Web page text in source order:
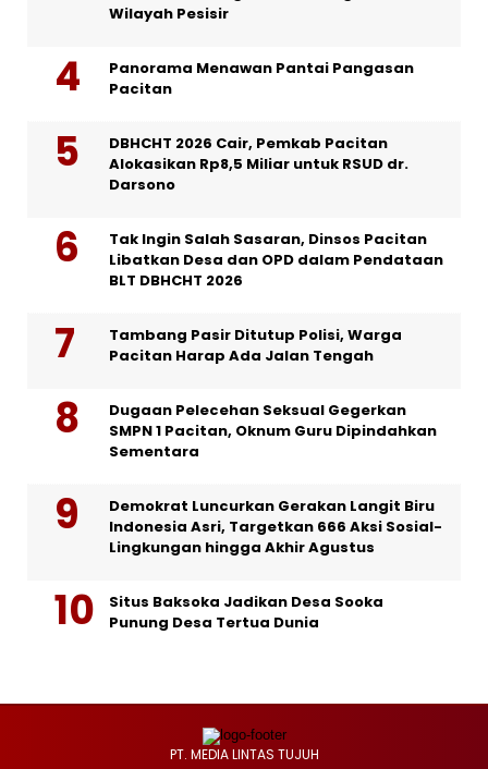
Wilayah Pesisir
Panorama Menawan Pantai Pangasan
Pacitan
DBHCHT 2026 Cair, Pemkab Pacitan
Alokasikan Rp8,5 Miliar untuk RSUD dr.
Darsono
Tak Ingin Salah Sasaran, Dinsos Pacitan
Libatkan Desa dan OPD dalam Pendataan
BLT DBHCHT 2026
Tambang Pasir Ditutup Polisi, Warga
Pacitan Harap Ada Jalan Tengah
Dugaan Pelecehan Seksual Gegerkan
SMPN 1 Pacitan, Oknum Guru Dipindahkan
Sementara
Demokrat Luncurkan Gerakan Langit Biru
Indonesia Asri, Targetkan 666 Aksi Sosial-
Lingkungan hingga Akhir Agustus
Situs Baksoka Jadikan Desa Sooka
Punung Desa Tertua Dunia
PT. MEDIA LINTAS TUJUH